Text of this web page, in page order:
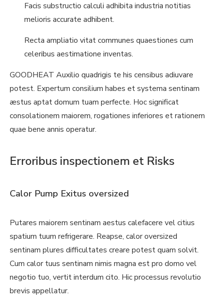
Facis substructio calculi adhibita industria notitias
melioris accurate adhibent.
Recta ampliatio vitat communes quaestiones cum
celeribus aestimatione inventas.
GOODHEAT Auxilio quadrigis te his censibus adiuvare
potest. Expertum consilium habes et systema sentinam
æstus aptat domum tuam perfecte. Hoc significat
consolationem maiorem, rogationes inferiores et rationem
quae bene annis operatur.
Erroribus inspectionem et Risks
Calor Pump Exitus oversized
Putares maiorem sentinam aestus calefacere vel citius
spatium tuum refrigerare. Reapse, calor oversized
sentinam plures difficultates creare potest quam solvit.
Cum calor tuus sentinam nimis magna est pro domo vel
negotio tuo, vertit interdum cito. Hic processus revolutio
brevis appellatur.